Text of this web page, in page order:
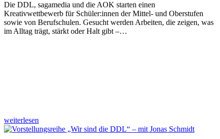
Die DDL, sagamedia und die AOK starten einen
Kreativwettbewerb für Schüler:innen der Mittel- und Oberstufen
sowie von Berufschulen. Gesucht werden Arbeiten, die zeigen, was
im Alltag trägt, stärkt oder Halt gibt –…
weiterlesen